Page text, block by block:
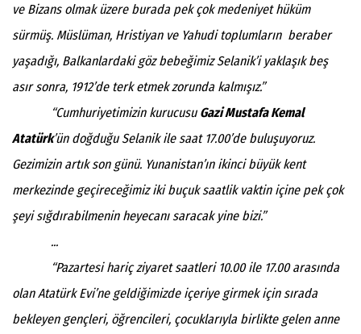
ve Bizans olmak üzere burada pek çok medeniyet hüküm
sürmüş. Müslüman, Hristiyan ve Yahudi toplumların beraber
yaşadığı, Balkanlardaki göz bebeğimiz Selanik’i yaklaşık beş
asır sonra, 1912’de terk etmek zorunda kalmışız.”
“Cumhuriyetimizin kurucusu Gazi Mustafa Kemal
Atatürk’ün doğduğu Selanik ile saat 17.00’de buluşuyoruz.
Gezimizin artık son günü. Yunanistan’ın ikinci büyük kent
merkezinde geçireceğimiz iki buçuk saatlik vaktin içine pek çok
şeyi sığdırabilmenin heyecanı saracak yine bizi.”
...
“Pazartesi hariç ziyaret saatleri 10.00 ile 17.00 arasında
olan Atatürk Evi’ne geldiğimizde içeriye girmek için sırada
bekleyen gençleri, öğrencileri, çocuklarıyla birlikte gelen anne